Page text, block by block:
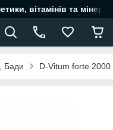
вітамінів та
Бади D-Vitum forte